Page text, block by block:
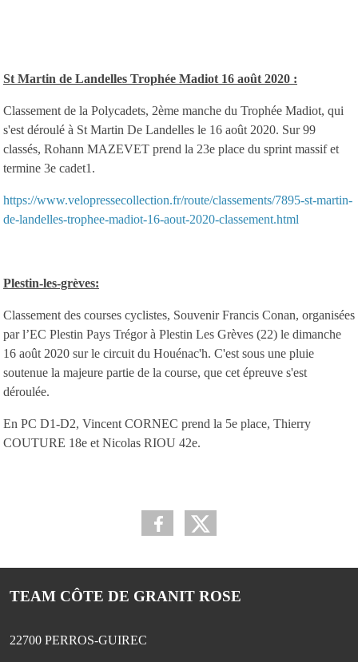
St Martin de Landelles Trophée Madiot 16 août 2020 :
Classement de la Polycadets, 2ème manche du Trophée Madiot, qui
s'est déroulé à St Martin De Landelles le 16 août 2020. Sur 99
classés, Rohann MAZEVET prend la 23e place du sprint massif et
termine 3e cadet1.
https://www.velopressecollection.fr/route/classements/7895-st-martin-
de-landelles-trophee-madiot-16-aout-2020-classement.html
Plestin-les-grèves:
Classement des courses cyclistes, Souvenir Francis Conan, organisées
par l’EC Plestin Pays Trégor à Plestin Les Grèves (22) le dimanche
16 août 2020 sur le circuit du Houénac'h. C'est sous une pluie
soutenue la majeure partie de la course, que cet épreuve s'est
déroulée.
En PC D1-D2, Vincent CORNEC prend la 5e place, Thierry
COUTURE 18e et Nicolas RIOU 42e.
TEAM CÔTE DE GRANIT ROSE
22700 PERROS-GUIREC